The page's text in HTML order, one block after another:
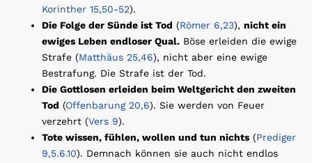
Korinther 15,50-52).
Die Folge der Sünde ist Tod (Römer 6,23), nicht ein
ewiges Leben endloser Qual. Böse erleiden die ewige
Strafe (Matthäus 25,46), nicht aber eine ewige
Bestrafung. Die Strafe ist der Tod.
Die Gottlosen erleiden beim Weltgericht den zweiten
Tod (Offenbarung 20,6). Sie werden von Feuer
verzehrt (Vers 9).
Tote wissen, fühlen, wollen und tun nichts (Prediger
9,5.6.10). Demnach können sie auch nicht endlos